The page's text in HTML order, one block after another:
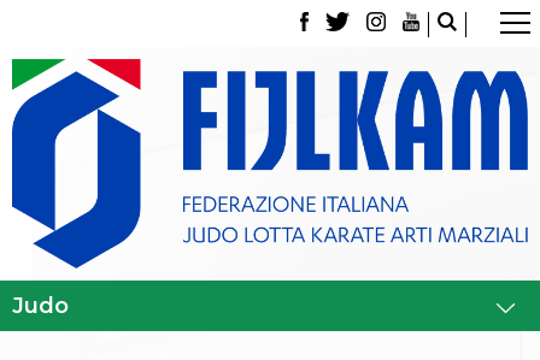
La Federazione
Tesseramento
Contatti
Norme e modulistica Affiliazioni e Tesseramenti
Classifica Società Sportive con più di 100 atleti
tesserati
Giustizia Sportiva